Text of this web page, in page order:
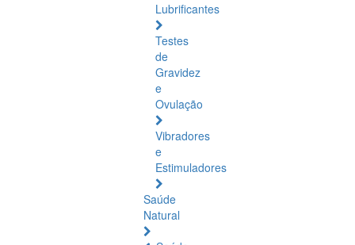
Lubrificantes
Testes
de
Gravidez
e
Ovulação
Vibradores
e
Estimuladores
Saúde
Natural